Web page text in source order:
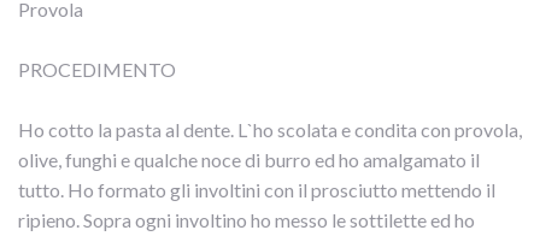
Provola
PROCEDIMENTO
Ho cotto la pasta al dente. L`ho scolata e condita con provola,
olive, funghi e qualche noce di burro ed ho amalgamato il
tutto. Ho formato gli involtini con il prosciutto mettendo il
ripieno. Sopra ogni involtino ho messo le sottilette ed ho